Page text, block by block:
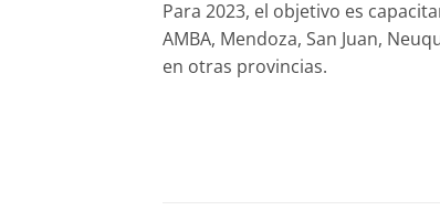
Para 2023, el objetivo es
AMBA, Mendoza, San Juan,
en otras provincias.